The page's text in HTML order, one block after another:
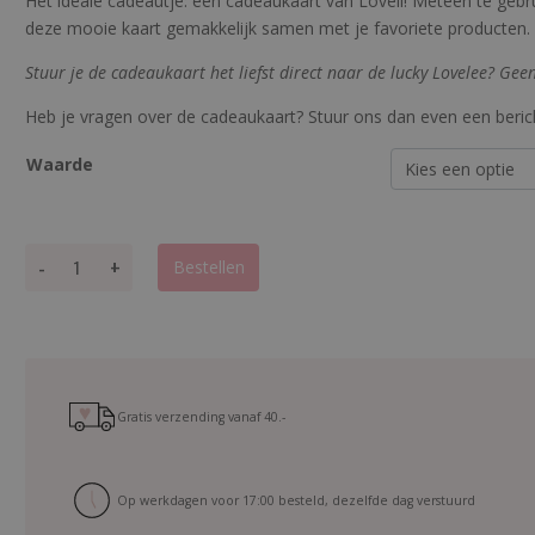
4.83333333
33333 op 5
waarderinge
deze mooie kaart gemakkelijk samen met je favoriete producten.
Stuur je de cadeaukaart het liefst direct naar de lucky Lovelee?
Heb je vragen over de cadeaukaart? Stuur ons dan even een
Waarde
- + Bestellen
Gratis verzending vanaf40.-
Op werkdagen voor 17:00 besteld, dezelfde dag verstuurd